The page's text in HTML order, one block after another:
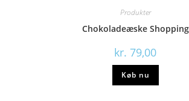
Produkter
Chokoladeæske Shopping
kr. 79,00
Køb nu